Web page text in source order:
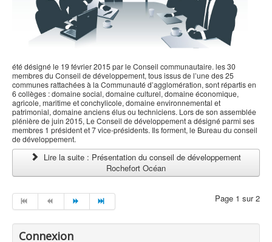
été désigné le 19 février 2015 par le Conseil communautaire. les 30
membres du Conseil de développement, tous issus de l’une des 25
communes rattachées à la Communauté d’agglomération, sont répartis en
6 collèges : domaine social, domaine culturel, domaine économique,
agricole, maritime et conchylicole, domaine environnemental et
patrimonial, domaine anciens élus ou techniciens. Lors de son assemblée
plénière de juin 2015, Le Conseil de développement a désigné parmi ses
membres 1 président et 7 vice-présidents. Ils forment, le Bureau du conseil
de développement.
Lire la suite : Présentation du conseil de développement
Rochefort Océan
Page 1 sur 2
Connexion